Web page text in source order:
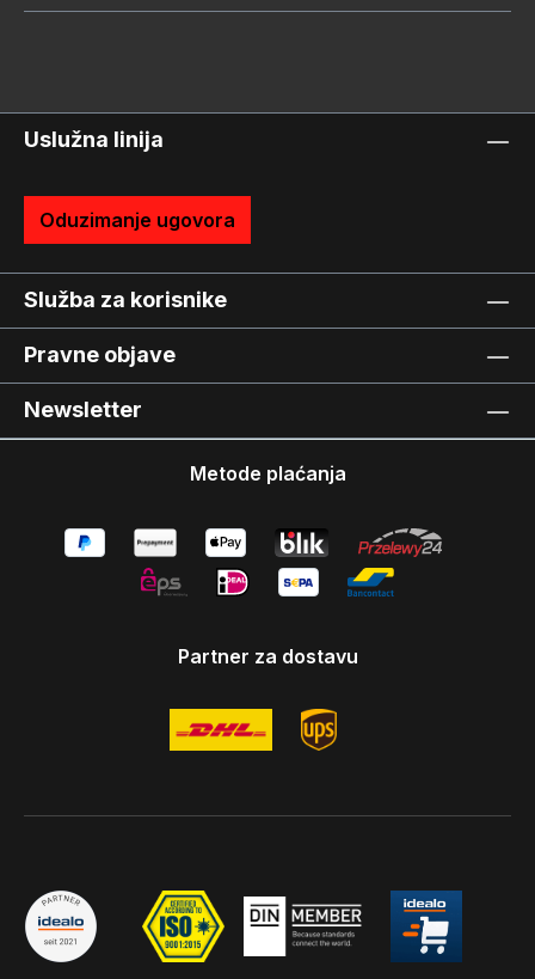
Uslužna linija
Oduzimanje ugovora
Služba za korisnike
Pravne objave
Newsletter
Metode plaćanja
Partner za dostavu